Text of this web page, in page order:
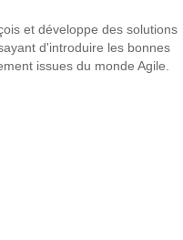
et développe des solutions
d'introduire les bonnes
issues du monde Agile.